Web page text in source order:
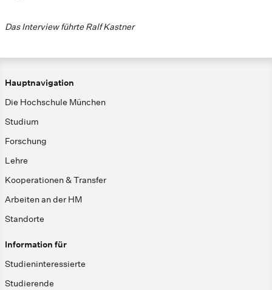
Das Interview führte Ralf Kastner
Hauptnavigation
Die Hochschule München
Studium
Forschung
Lehre
Kooperationen & Transfer
Arbeiten an der HM
Standorte
Information für
Studieninteressierte
Studierende